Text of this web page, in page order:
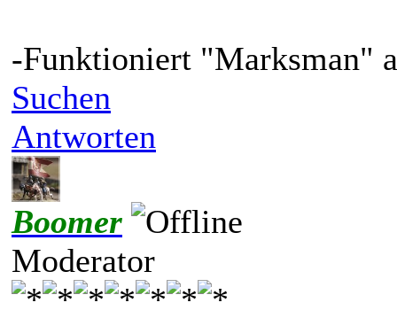
-Funktioniert "Marksman"
Suchen
Antworten
Boomer
Moderator